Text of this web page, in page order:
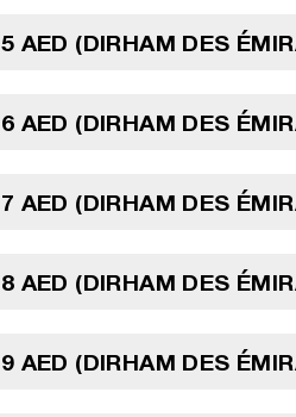
5 AED (DIRHAM DES
6 AED (DIRHAM DES
7 AED (DIRHAM DES
8 AED (DIRHAM DES
9 AED (DIRHAM DES